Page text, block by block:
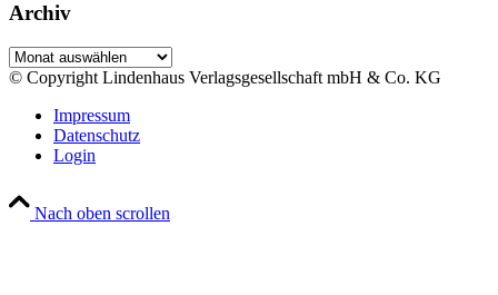
Archiv
Archiv
© Copyright Lindenhaus Verlagsgesellschaft mbH & Co. KG
Impressum
Datenschutz
Login
Nach oben scrollen